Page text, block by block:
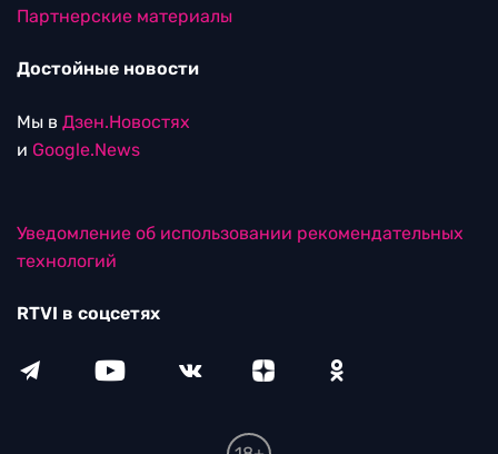
Партнерские материалы
Достойные новости
Мы в Дзен.Новостях
и Google.News
Уведомление об использовании рекомендательных
технологий
RTVI в соцсетях